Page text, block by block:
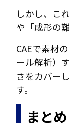
しかし、こ
や「成形の
CAEで素材
ール解析）
さをカバー
す。
まとめ